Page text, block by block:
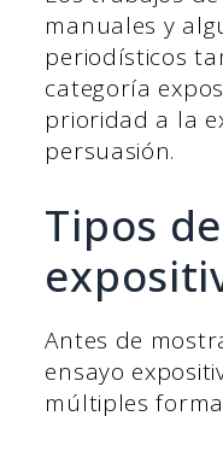
manuales y
periodísticos
categoría
prioridad a la
persuasión.
Tipos
Antes de
ensayo
múltiples